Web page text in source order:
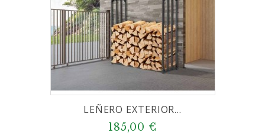
LEÑERO EXTERIOR...
185,00 €